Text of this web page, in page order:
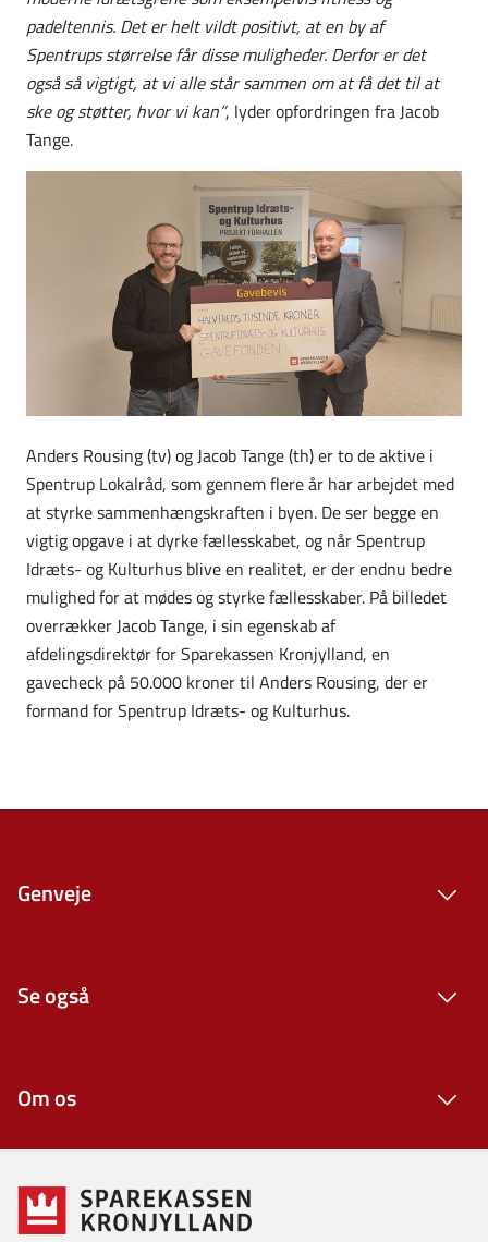
padeltennis. Det er helt vildt positivt, at en by af
Spentrups størrelse får disse muligheder. Derfor er det
også så vigtigt, at vi alle står sammen om at få det til at
ske og støtter, hvor vi kan”, lyder opfordringen fra Jacob
Tange.
Anders Rousing (tv) og Jacob Tange (th) er to de aktive i
Spentrup Lokalråd, som gennem flere år har arbejdet med
at styrke sammenhængskraften i byen. De ser begge en
vigtig opgave i at dyrke fællesskabet, og når Spentrup
Idræts- og Kulturhus blive en realitet, er der endnu bedre
mulighed for at mødes og styrke fællesskaber. På billedet
overrækker Jacob Tange, i sin egenskab af
afdelingsdirektør for Sparekassen Kronjylland, en
gavecheck på 50.000 kroner til Anders Rousing, der er
formand for Spentrup Idræts- og Kulturhus.
Genveje
Se også
Om os